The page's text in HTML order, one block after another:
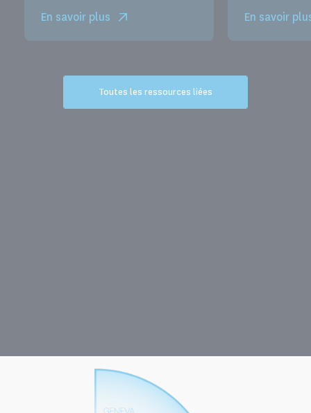
En savoir plus En savoir
Toutes les ressources liées